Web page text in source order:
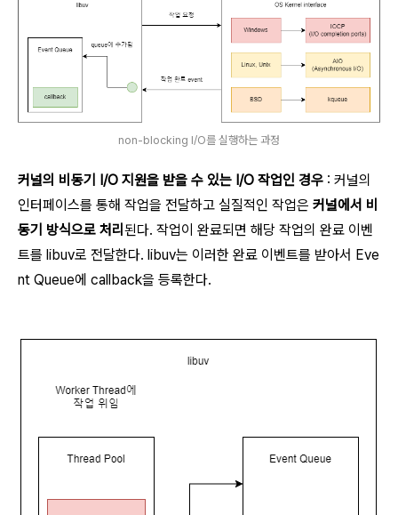
non-blocking I/O를 실행하는 과정
커널의 비동기 I/O 지원을 받을 수 있는 I/O 작업인 경우 : 커널의
인터페이스를 통해 작업을 전달하고 실질적인 작업은 커널에서 비
동기 방식으로 처리 된다. 작업이 완료되면 해당 작업의 완료 이벤
트를 libuv로 전달한다. libuv는 이러한 완료 이벤트를 받아서 Eve
nt Queue에 callback을 등록한다.